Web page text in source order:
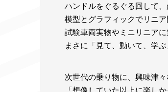
ハンドルをぐるぐる回して
模型とグラフィックでリニア
試験車両実物やミニリニアに
まさに「見て、動いて、学
次世代の乗り物に、興味津
「想像していた以上に楽し